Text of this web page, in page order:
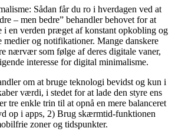
Sådan får du ro i hverdagen ved at
– men bedre” behandler behovet for at
i en verden præget af konstant opkobling og
medier og notifikationer. Mange danskere
nærvær som følge af deres digitale vaner,
interesse for digital minimalisme.
om at bruge teknologi bevidst og kun i
værdi, i stedet for at lade den styre ens
tre enkle trin til at opnå en mere balanceret
op i apps, 2) Brug skærmtid-funktionen
zoner og tidspunkter.